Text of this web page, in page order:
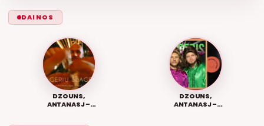
DAINOS
DZOUNS,
ANTANASJ –
DZOUNS,
ANTANASJ –